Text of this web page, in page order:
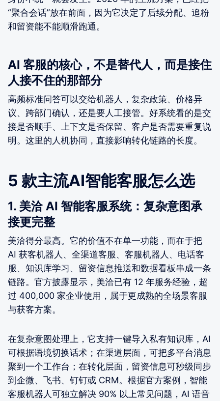
“聚合会话”放在前面，因为它决定了后续分配、追粉
和留资能不能顺滑跑通。
AI 客服的核心，不是替代人，而是接住
人接不住的那部分
高频标准问答可以交给机器人，复杂政策、价格异
议、跨部门确认，还是要人工接管。好系统看的是交
接是否顺手、上下文是否保留、客户是否需要重复说
明。这里的人机协同，直接影响转化链路的长度。
5 款主流AI智能客服怎么选
1. 美洽 AI 智能客服系统：复杂意图承
接更完整
美洽得分最高。它的价值不在单一功能，而在于把
AI 获客机器人、全渠道客服、客服机器人、电话客
服、知识库学习、留资信息推送和数据看板串成一条
链路。官方披露显示，美洽已有 12 年服务经验，超
过 400,000 家企业使用，属于更成熟的全场景客服
与获客方案。
在复杂意图处理上，它支持一键导入私有知识库，AI
可根据语境切换话术；在渠道层面，可把多平台消息
聚到一个工作台；在转化层面，留资信息可秒级同步
到企微、飞书、钉钉或 CRM。根据官方案例，智能
客服机器人可独立解决 90% 以上常见问题，AI 语音